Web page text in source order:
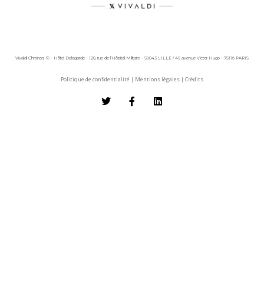
Vivaldi Chronos © - Hôtel Delagarde - 120, rue de l'Hôpital Militaire - 59043 LILLE / 45 avenue Victor Hugo - 75116 PARIS
Politique de confidentialité | Mentions légales | Crédits